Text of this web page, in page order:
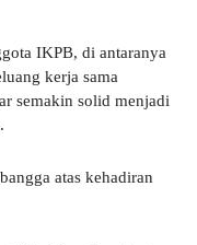
IKPB, di antaranya
kerja sama
semakin solid menjadi
atas kehadiran